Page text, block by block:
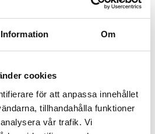
Information Om
cookies
för att anpassa innehållet
tillhandahålla funktioner
vår trafik. Vi
BP5040 – Sidogummi
höger